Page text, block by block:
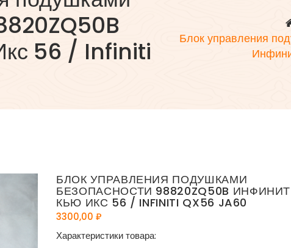
56 / Infiniti
Блок управления
БЛОК УПРАВЛЕНИЯ ПОДУШКАМИ
БЕЗОПАСНОСТИ 98820ZQ50B
КЬЮ ИКС 56 / INFINITI QX56 JA60
3300,00 ₽
Характеристики товара: